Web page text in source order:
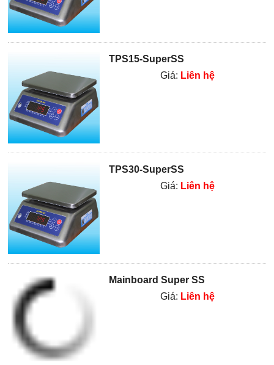
TPS15-SuperSS
Giá: Liên hệ
TPS30-SuperSS
Giá: Liên hệ
Mainboard Super SS
Giá: Liên hệ